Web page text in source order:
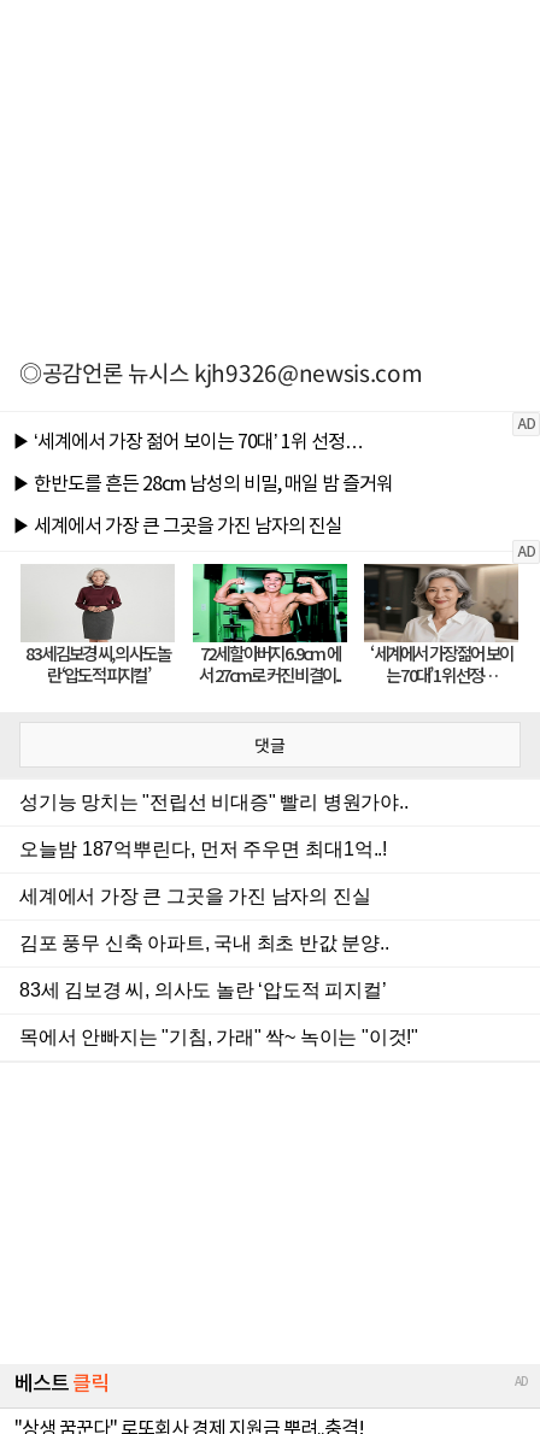
◎공감언론 뉴시스kjh9326@newsis.com
댓글